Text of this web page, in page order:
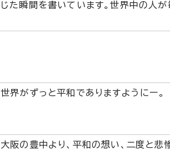
じた瞬間を書いています。世界中の人
世界がずっと平和でありますようにー。
大阪の豊中より、平和の想い、二度と